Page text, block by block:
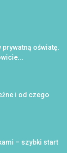
oświatę.
i od czego
– szybki start